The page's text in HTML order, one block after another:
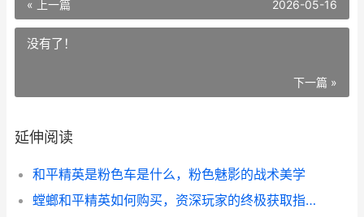
« 上一篇 2026-05-16
没有了！
下一篇 »
延伸阅读
和平精英是粉色车是什么，粉色魅影的战术美学
螳螂和平精英如何购买，资深玩家的终极获取指南，副标题，从零到精通的皮肤获取全解析